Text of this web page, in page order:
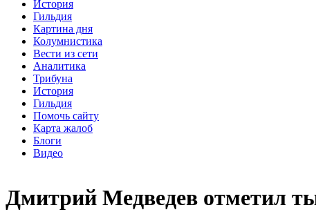
История
Гильдия
Картина дня
Колумнистика
Вести из сети
Аналитика
Трибуна
История
Гильдия
Помочь сайту
Карта жалоб
Блоги
Видео
Дмитрий Медведев отметил